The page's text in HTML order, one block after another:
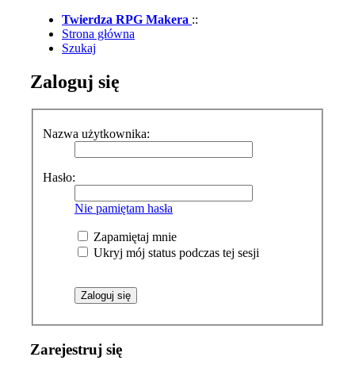
Twierdza RPG Makera ::
Strona główna
Szukaj
Zaloguj się
Nazwa użytkownika:
Hasło:
Nie pamiętam hasła
Zapamiętaj mnie
Ukryj mój status podczas tej sesji
Zarejestruj się